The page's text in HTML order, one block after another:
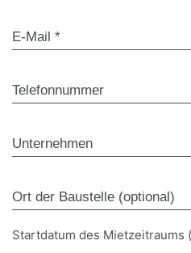
Startdatum des Mietzeitraums